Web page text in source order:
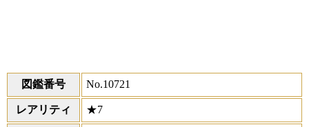
図鑑番号 No.10721
レアリティ ★7